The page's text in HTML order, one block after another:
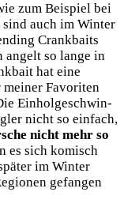
zum Bei­spiel bei
auch im Win­ter
Crank­baits
angelt so lan­ge in
hat eine
Favo­ri­ten
Ein­hol­ge­schwin­
nicht so ein­fach,
nicht mehr so
es sich komisch
im Win­ter
gefan­gen